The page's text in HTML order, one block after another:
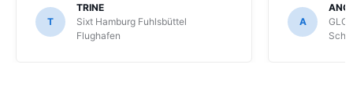
T
TRINE
Sixt Hamburg Fuhlsbüttel
Flughafen
optimal,
Schönefeld
A